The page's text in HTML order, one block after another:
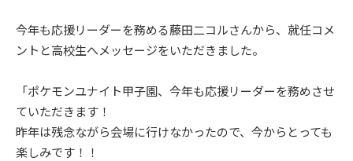
今年も応援リーダーを務める藤田二コルさんから、就任コメ
ントと高校生へメッセージをいただきました。
「ポケモンユナイト甲子園、今年も応援リーダーを務めさせ
ていただきます！
昨年は残念ながら会場に行けなかったので、今からとっても
楽しみです！！